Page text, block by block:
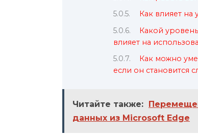
Как влияет
Какой
влияет на
Как можно
если он становится
Читайте также:
данных из Microsoft Edge